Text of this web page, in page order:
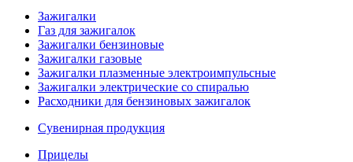
Зажигалки
Газ для зажигалок
Зажигалки бензиновые
Зажигалки газовые
Зажигалки плазменные электроимпульсные
Зажигалки электрические со спиралью
Расходники для бензиновых зажигалок
Сувенирная продукция
Прицелы